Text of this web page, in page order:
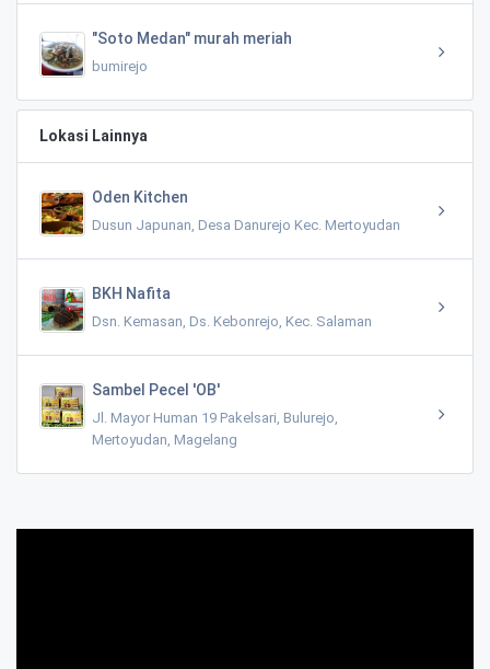
"Soto Medan" murah meriah
bumirejo
Lokasi Lainnya
Oden Kitchen
Dusun Japunan, Desa Danurejo Kec. Mertoyudan
BKH Nafita
Dsn. Kemasan, Ds. Kebonrejo, Kec. Salaman
Sambel Pecel 'OB'
Jl. Mayor Human 19 Pakelsari, Bulurejo,
Mertoyudan, Magelang